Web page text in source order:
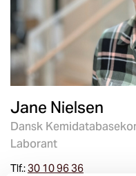
Jane Nielsen
Dansk
Laborant
Tlf.:30 10 96 36